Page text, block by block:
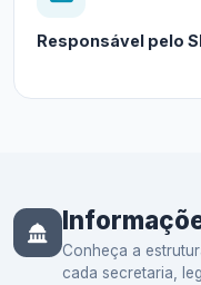
Responsável pelo
Conheça a
cada secretaria,